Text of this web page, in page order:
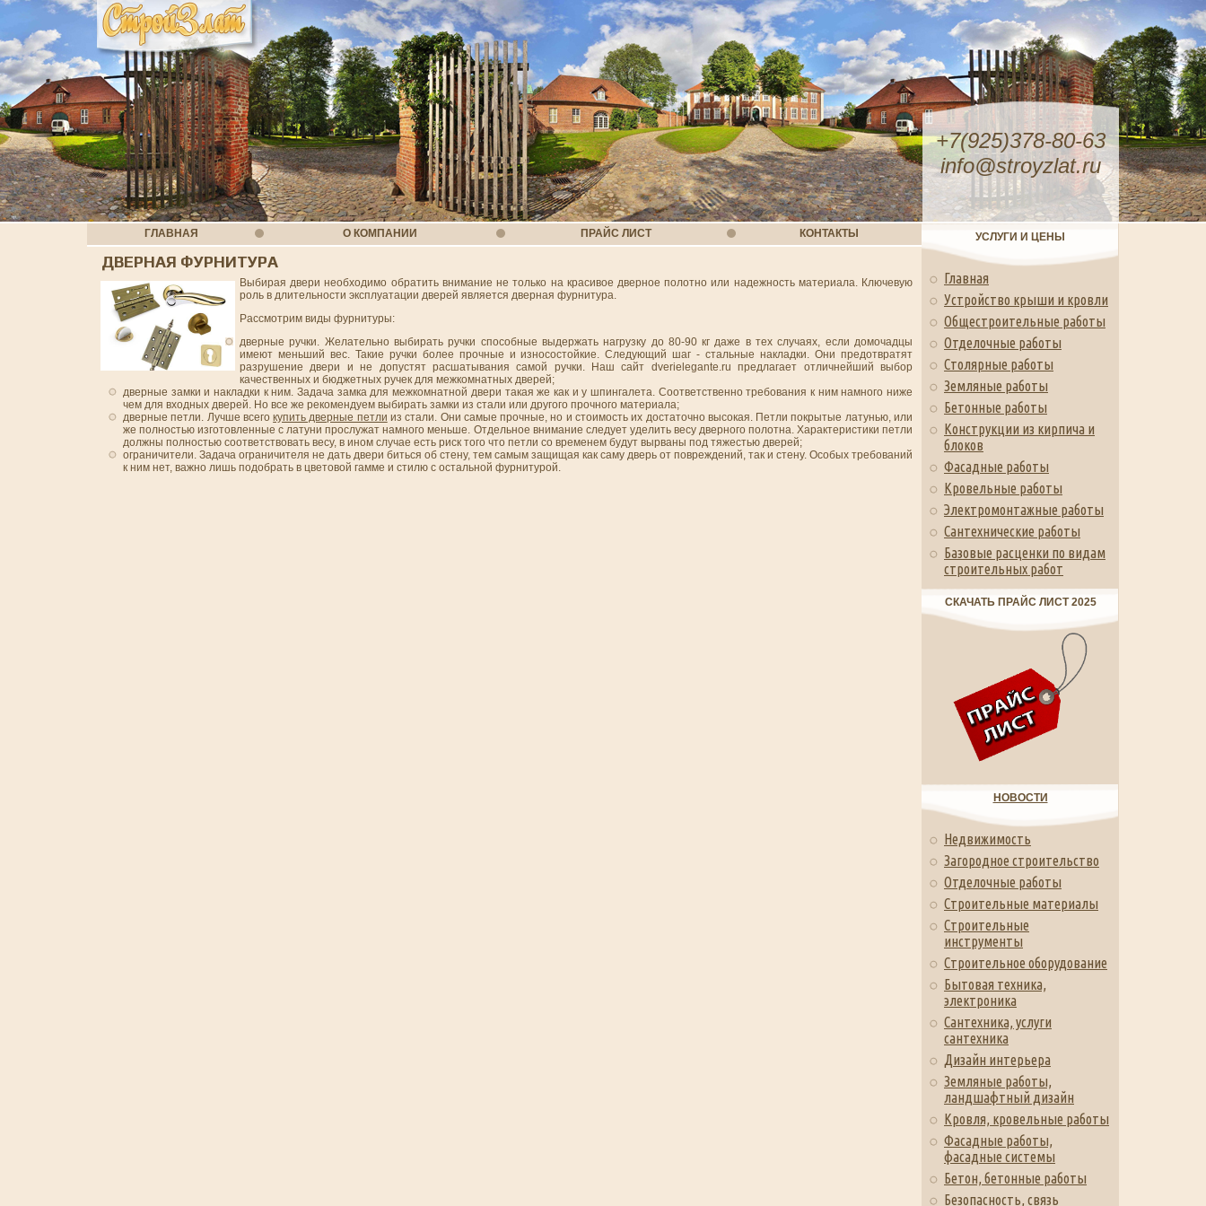
+7(925)378-80-63
info@stroyzlat.ru
ГЛАВНАЯ О КОМПАНИИ ПРАЙС ЛИСТ КОНТАКТЫ
ДВЕРНАЯ ФУРНИТУРА
Выбирая двери необходимо обратить внимание не только на красивое дверное полотно или надежность материала. Ключевую
роль в длительности эксплуатации дверей является дверная фурнитура.
Рассмотрим виды фурнитуры:
дверные ручки. Желательно выбирать ручки способные выдержать нагрузку до 80-90 кг даже в тех случаях, если домочадцы
имеют меньший вес. Такие ручки более прочные и износостойкие. Следующий шаг - стальные накладки. Они предотвратят
разрушение двери и не допустят расшатывания самой ручки. Наш сайт dverielegante.ru предлагает отличнейший выбор
качественных и бюджетных ручек для межкомнатных дверей;
дверные замки и накладки к ним. Задача замка для межкомнатной двери такая же как и у шпингалета. Соответственно требования к ним намного ниже
чем для входных дверей. Но все же рекомендуем выбирать замки из стали или другого прочного материала;
дверные петли. Лучше всегокупить дверные петли из стали. Они самые прочные, но и стоимость их достаточно высокая. Петли покрытые латунью, или
же полностью изготовленные с латуни прослужат намного меньше. Отдельное внимание следует уделить весу дверного полотна. Характеристики петли
должны полностью соответствовать весу, в ином случае есть риск того что петли со временем будут вырваны под тяжестью дверей;
ограничители. Задача ограничителя не дать двери биться об стену, тем самым защищая как саму дверь от повреждений, так и стену. Особых требований
к ним нет, важно лишь подобрать в цветовой гамме и стилю с остальной фурнитурой.
УСЛУГИ И ЦЕНЫ
Главная
Устройство крыши и кровли
Общестроительные работы
Отделочные работы
Столярные работы
Земляные работы
Бетонные работы
Конструкции из кирпича и
блоков
Фасадные работы
Кровельные работы
Электромонтажные работы
Сантехнические работы
Базовые расценки по видам
строительных работ
СКАЧАТЬ ПРАЙС ЛИСТ 2025
НОВОСТИ
Недвижимость
Загородное строительство
Отделочные работы
Строительные материалы
Строительные
инструменты
Строительное оборудование
Бытовая техника,
электроника
Сантехника, услуги
сантехника
Дизайн интерьера
Земляные работы,
ландшафтный дизайн
Кровля, кровельные работы
Фасадные работы,
фасадные системы
Бетон, бетонные работы
Безопасность, связь